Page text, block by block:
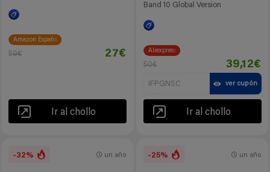
Amazon España
59€ 27€
Ir al chollo
Band 10 Global Version
Aliexpress
50€ 39,12€
IFPGNSC ver cupón
Ir al chollo
-32% un año -25% un año